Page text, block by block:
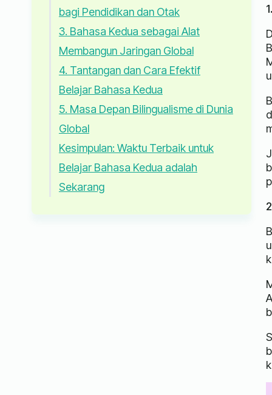
bagi Pendidikan dan Otak
3. Bahasa Kedua sebagai Alat
Membangun Jaringan Global
4. Tantangan dan Cara Efektif
Belajar Bahasa Kedua
5. Masa Depan Bilingualisme di Dunia
Global
Kesimpulan: Waktu Terbaik untuk
Belajar Bahasa Kedua adalah
Sekarang